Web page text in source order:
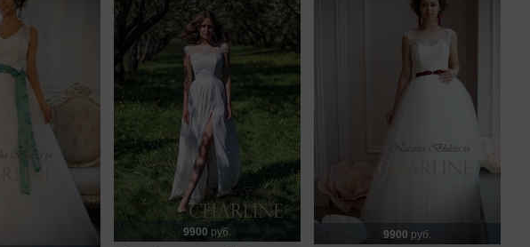
9900 руб. 9900 руб.